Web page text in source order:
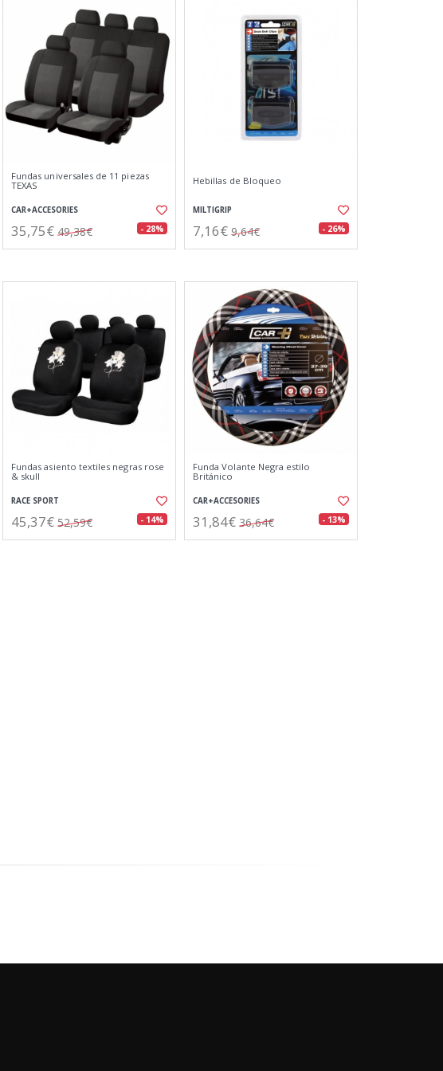
Fundas universales de 11 piezas
TEXAS
CAR+ACCESORIES
35,75€ 49,38€ - 28%
Hebillas de Bloqueo
MILTIGRIP
7,16€ 9,64€ - 26%
Fundas asiento textiles negras rose
& skull
RACE SPORT
45,37€ 52,59€ - 14%
Funda Volante Negra estilo
Británico
CAR+ACCESORIES
31,84€ 36,64€ - 13%